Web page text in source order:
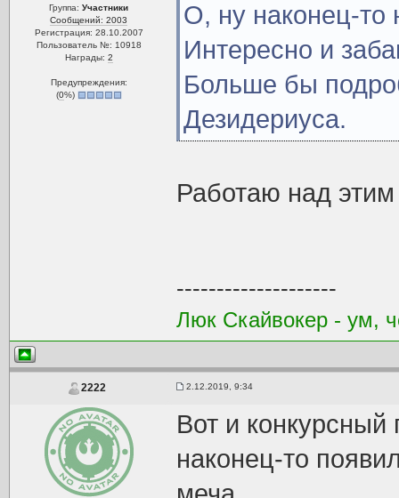
Группа:Участники
Сообщений: 2003
Регистрация: 28.10.2007
Пользователь №: 10918
Награды: 2
Предупреждения:
(0%)
О, ну наконец-то
Интересно и
Больше бы
Дезидериуса.
Работаю над этим
--------------------
Люк Скайвокер - ум,
2222 2.12.2019, 9:34
Вот и
наконец-то